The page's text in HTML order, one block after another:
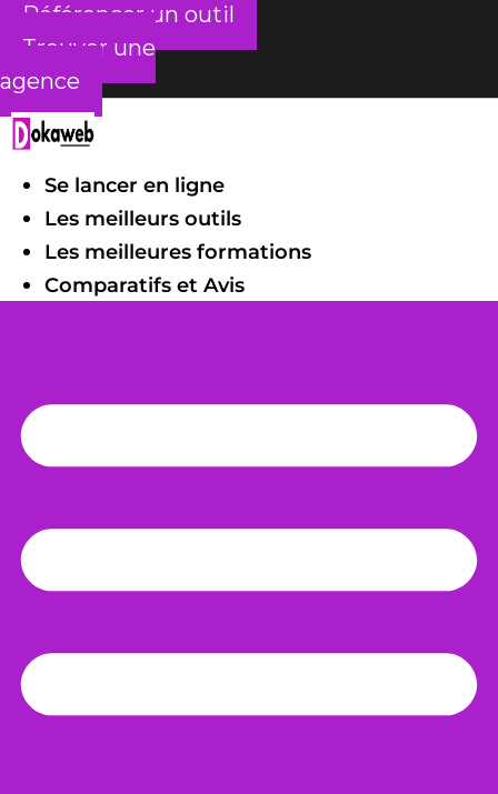
Référencer un outil
Trouver une
agence
Se lancer en ligne
Les meilleurs outils
Les meilleures formations
Comparatifs et Avis